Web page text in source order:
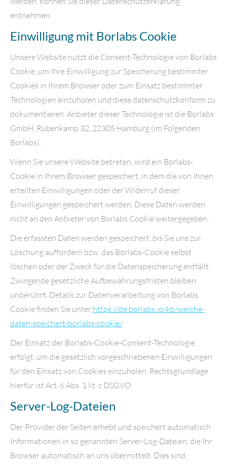
entnehmen.
Einwilligung mit Borlabs Cookie
Unsere Website nutzt die Consent-Technologie von Borlabs
Cookie, um Ihre Einwilligung zur Speicherung bestimmter
Cookies in Ihrem Browser oder zum Einsatz bestimmter
Technologien einzuholen und diese datenschutzkonform zu
dokumentieren. Anbieter dieser Technologie ist die Borlabs
GmbH, Rübenkamp 32, 22305 Hamburg (im Folgenden
Borlabs).
Wenn Sie unsere Website betreten, wird ein Borlabs-
Cookie in Ihrem Browser gespeichert, in dem die von Ihnen
erteilten Einwilligungen oder der Widerruf dieser
Einwilligungen gespeichert werden. Diese Daten werden
nicht an den Anbieter von Borlabs Cookie weitergegeben.
Die erfassten Daten werden gespeichert, bis Sie uns zur
Löschung auffordern bzw. das Borlabs-Cookie selbst
löschen oder der Zweck für die Datenspeicherung entfällt.
Zwingende gesetzliche Aufbewahrungsfristen bleiben
unberührt. Details zur Datenverarbeitung von Borlabs
Cookie finden Sie unter https://de.borlabs.io/kb/welche-
daten-speichert-borlabs-cookie/.
Der Einsatz der Borlabs-Cookie-Consent-Technologie
erfolgt, um die gesetzlich vorgeschriebenen Einwilligungen
für den Einsatz von Cookies einzuholen. Rechtsgrundlage
hierfür ist Art. 6 Abs. 1 lit. c DSGVO.
Server-Log-Dateien
Der Provider der Seiten erhebt und speichert automatisch
Informationen in so genannten Server-Log-Dateien, die Ihr
Browser automatisch an uns übermittelt. Dies sind: